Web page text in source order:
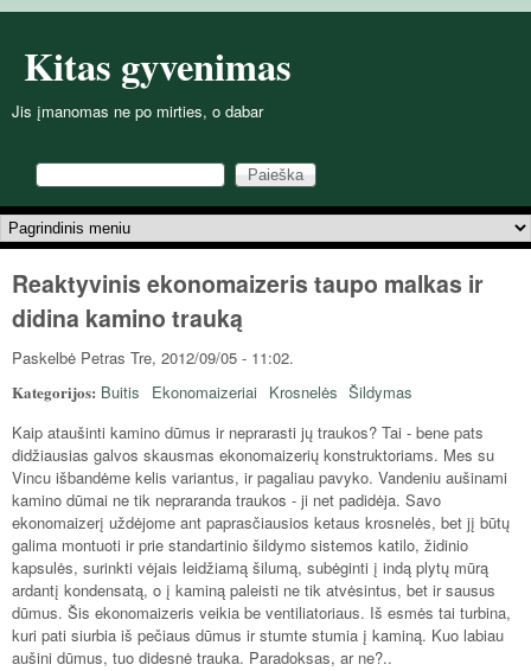
Kitas gyvenimas
Jis įmanomas ne po mirties, o dabar
Paieškos forma
Paieška
Pagrindinis meniu
Reaktyvinis ekonomaizeris taupo malkas ir
didina kamino trauką
Paskelbė Petras Tre, 2012/09/05 - 11:02.
Kategorijos: Buitis Ekonomaizeriai Krosnelės Šildymas
Kaip ataušinti kamino dūmus ir neprarasti jų traukos? Tai - bene pats
didžiausias galvos skausmas ekonomaizerių konstruktoriams. Mes su
Vincu išbandėme kelis variantus, ir pagaliau pavyko. Vandeniu aušinami
kamino dūmai ne tik nepraranda traukos - ji net padidėja. Savo
ekonomaizerį uždėjome ant paprasčiausios ketaus krosnelės, bet jį būtų
galima montuoti ir prie standartinio šildymo sistemos katilo, židinio
kapsulės, surinkti vėjais leidžiamą šilumą, subėginti į indą plytų mūrą
ardantį kondensatą, o į kaminą paleisti ne tik atvėsintus, bet ir sausus
dūmus. Šis ekonomaizeris veikia be ventiliatoriaus. Iš esmės tai turbina,
kuri pati siurbia iš pečiaus dūmus ir stumte stumia į kaminą. Kuo labiau
aušini dūmus, tuo didesnė trauka. Paradoksas, ar ne?..